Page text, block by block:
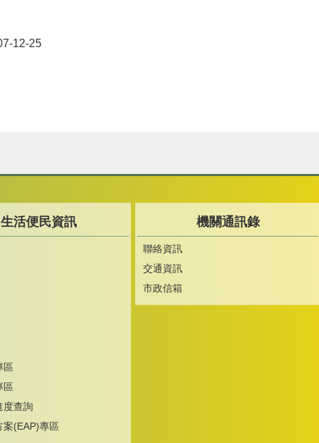
12-25
生活便民資訊
區
區
度查詢
案(EAP)專區
機關通訊錄
聯絡資訊
交通資訊
市政信箱